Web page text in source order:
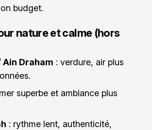
budget.
nature et calme (hors
Ain Draham : verdure, air plus
superbe et ambiance plus
: rythme lent, authenticité,